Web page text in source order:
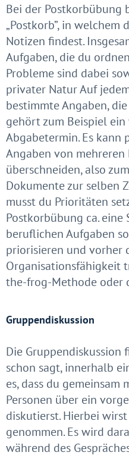
Bei der Postkorbübung
„Postkorb”, in welchem
Notizen findest.
Aufgaben, die du
Probleme sind dabei
privater Natur Auf
bestimmte Angaben,
gehört zum Beispiel
Abgabetermin. Es kann
Angaben von
überschneiden, also
Dokumente zur selben
musst du Prioritäten
Postkorbübung ca. eine
beruflichen Aufgaben
priorisieren und vorher
Organisationsfähigkeit
the-frog-Methode oder
Gruppendiskussion
Die Gruppendiskussion
schon sagt, innerhalb
es, dass du
Personen über ein
diskutierst. Hierbei
genommen. Es wird
während des